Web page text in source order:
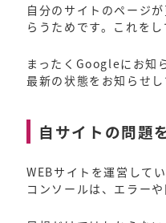
自分のサイトのページ
らうためです。これを
まったくGoogleにお知
最新の状態をお知らせ
自サイトの問題
WEBサイトを運営して
コンソールは、エラー